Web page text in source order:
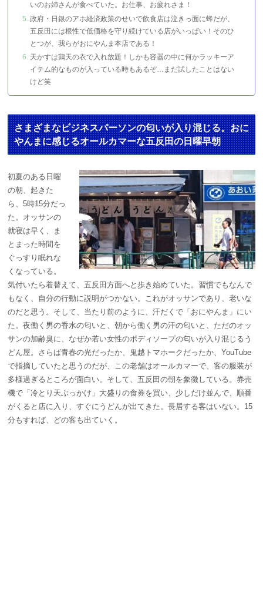
いのお姉さんが食べていた。お仕事、お疲れさま！
政府・日銀のアホ経済政策のせいで飲食店は泣きっ面に蜂だが、
五反田には根性で低価格を守り続けている店がいっぱい！そのひ
とつが、我らがおにやんま本店である！
天かすは鶏天の衣で入れ放題！しかも容器の中に何かラッキーア
イテム的なものが入っている時もあるぞ…まだ試したことはない
けど笑
さまざまなビジネスパーソンの匂いが入り混じる。おに
やんまに感じるオールカマーな五反田の日曜早朝
初夏のある日曜
の朝、起きた
ら、5時15分だっ
た。オッサンの
就寝は早く、ま
とまった時間を
ぐっすり眠れな
くなっている。
気付いたら着替えて、五反田方面へと歩き始めていた。習慣でもなんで
もなく、自分の行動に説明がつかない。これがオッサンであり、老いな
のだと思う。そして、当たり前のように、汗だくで「おにやんま」にい
た。夜働く男の香水の匂いと、朝から働く男の汗の匂いと、ただのオッ
サンの加齢臭に、なぜか若い女性のボディソープの匂いが入り混じるう
どん屋。さらば青春の光だったか、鬼越トマホークだったか、YouTube
で指摘していたと思うのだが、この老舗はオールカマーで、客の服装が
多様過ぎるところが面白い。そして、五反田の朝を象徴している。券売
機で「冷とり天ぶっかけ」大盛りの食券を買い、少しだけ並んで、順番
がくると店に入り、すぐにうどんが出てきた。長居する客はいない。15
分もすれば、どの客も出ていく。